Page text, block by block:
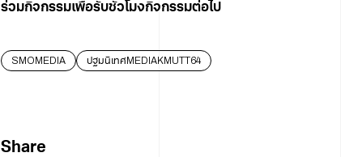
ร่วมกิจกรรมเพื่อรับชั่วโมงกิจกรรมต่อไป
SMOMEDIA ปฐมนิเทศMEDIAKMUTT64
Share